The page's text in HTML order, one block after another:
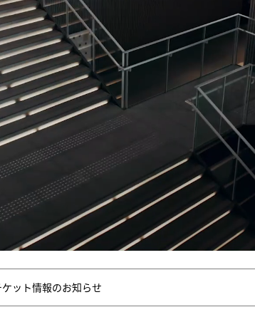
ット情報のお知らせ